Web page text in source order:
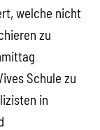
welche nicht
zu
Schule zu
in